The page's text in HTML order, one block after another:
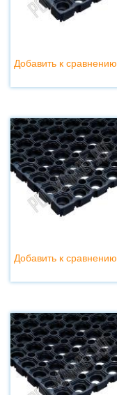
Добавить к сравнению
Добавить к сравнению